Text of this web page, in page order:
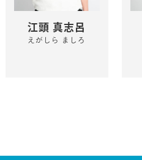
江頭 真志呂
えがしら ましろ